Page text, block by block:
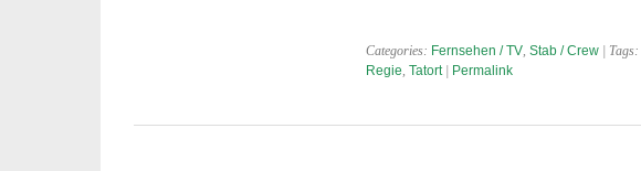
Categories: Fernsehen / TV, Stab / Crew| Tags:
Regie, Tatort| Permalink